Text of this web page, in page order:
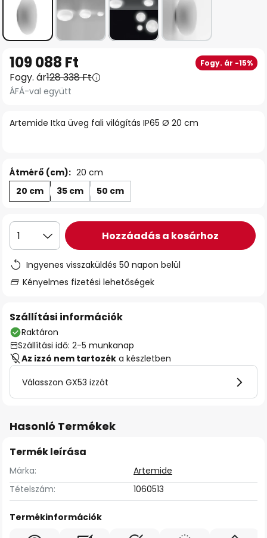
képgaléria
elejére
Artemide Itka üveg fali világítás IP65 Ø 20 cm
109 088 Ft Fogy. ár -15%
Fogy. ár128 338 Ft
ÁFÁ-val együtt
Átmérő (cm): 20 cm
20 cm
35 cm 50 cm
1 Hozzáadás a kosárhoz
Ingyenes visszaküldés 50 napon belül
Kényelmes fizetési lehetőségek
Szállítási információk
Raktáron
Szállítási idő: 2-5 munkanap
Az izzó nem tartozék a készletben
Válasszon GX53 izzót
Hasonló Termékek
Termék leírása
Márka:
Artemide
Tételszám:
1060513
Termékinformációk